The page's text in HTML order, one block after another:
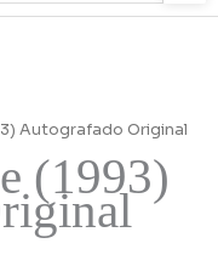
Autografado Original
(1993)